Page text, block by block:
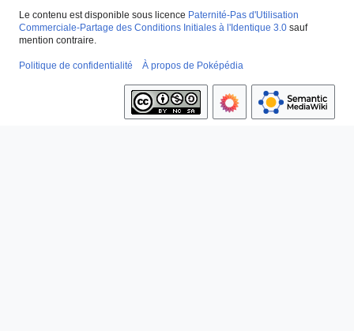
Le contenu est disponible sous licence Paternité-Pas d'Utilisation
Commerciale-Partage des Conditions Initiales à l'Identique 3.0 sauf
mention contraire.
Politique de confidentialité À propos de Poképédia